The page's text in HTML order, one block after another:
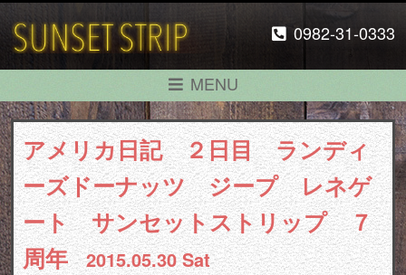
0982-31-0333
MENU
アメリカ日記 ２日目 ランディ
ーズドーナッツ ジープ レネゲ
ート サンセットストリップ ７
周年
2015.05.30 Sat